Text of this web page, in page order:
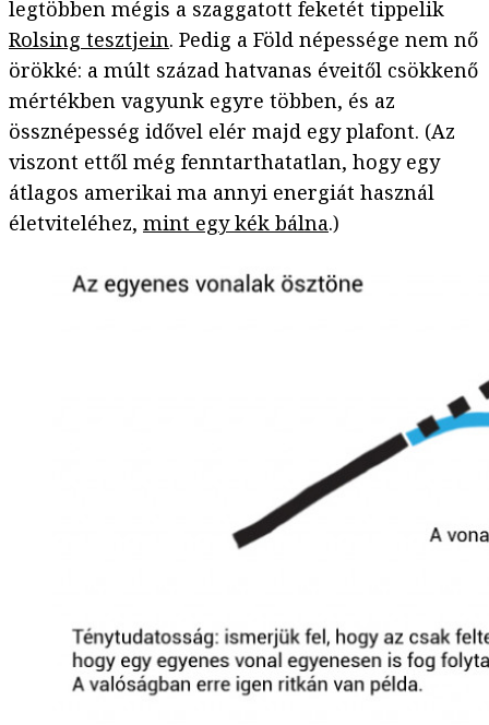
legtöbben mégis a szaggatott feketét tippelik
Rolsing tesztjein. Pedig a Föld népessége nem nő
örökké: a múlt század hatvanas éveitől csökkenő
mértékben vagyunk egyre többen, és az
össznépesség idővel elér majd egy plafont. (Az
viszont ettől még fenntarthatatlan, hogy egy
átlagos amerikai ma annyi energiát használ
életviteléhez, mint egy kék bálna.)